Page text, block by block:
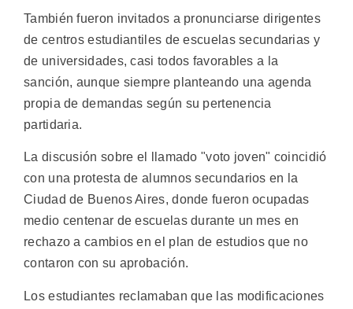
También fueron invitados a pronunciarse dirigentes
de centros estudiantiles de escuelas secundarias y
de universidades, casi todos favorables a la
sanción, aunque siempre planteando una agenda
propia de demandas según su pertenencia
partidaria.
La discusión sobre el llamado "voto joven" coincidió
con una protesta de alumnos secundarios en la
Ciudad de Buenos Aires, donde fueron ocupadas
medio centenar de escuelas durante un mes en
rechazo a cambios en el plan de estudios que no
contaron con su aprobación.
Los estudiantes reclamaban que las modificaciones